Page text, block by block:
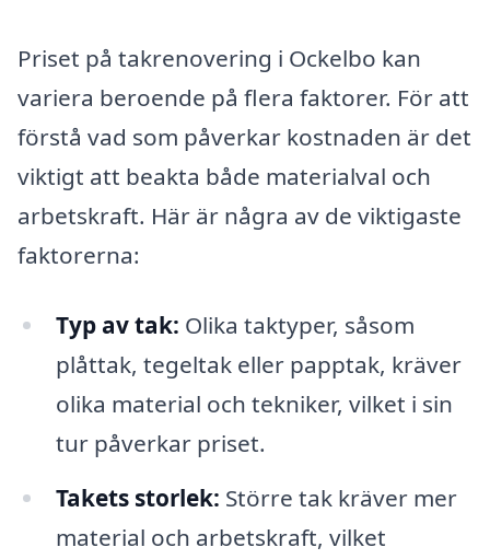
Priset på takrenovering i Ockelbo kan
variera beroende på flera faktorer. För att
förstå vad som påverkar kostnaden är det
viktigt att beakta både materialval och
arbetskraft. Här är några av de viktigaste
faktorerna:
Typ av tak: Olika taktyper, såsom
plåttak, tegeltak eller papptak, kräver
olika material och tekniker, vilket i sin
tur påverkar priset.
Takets storlek: Större tak kräver mer
material och arbetskraft, vilket